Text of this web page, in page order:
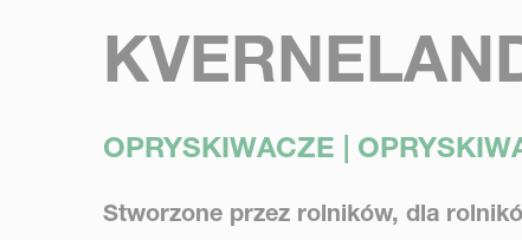
OPRYSKIWACZE |
Stworzone przez rolników, dla